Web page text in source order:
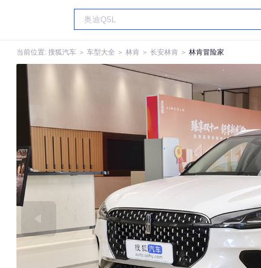
当前位置: 搜狐汽车 ＞ 车型大全 ＞ 林肯 ＞ 长安林肯 ＞ 林肯冒险家